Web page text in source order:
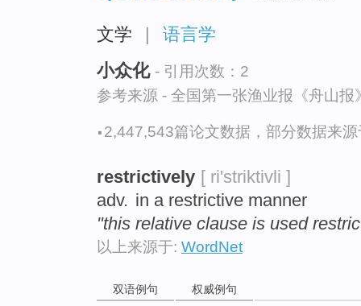
文学 |
语言学
小众化 - 引用次数：2
参考来源 - 全国第一张渔业报《舟山报
·2,447,543篇论文数据，部分数据来
restrictively [ ri'striktivli ]
adv. in a restrictive manner
"this relative clause is used
以上来源于: WordNet
双语例句 权威例句